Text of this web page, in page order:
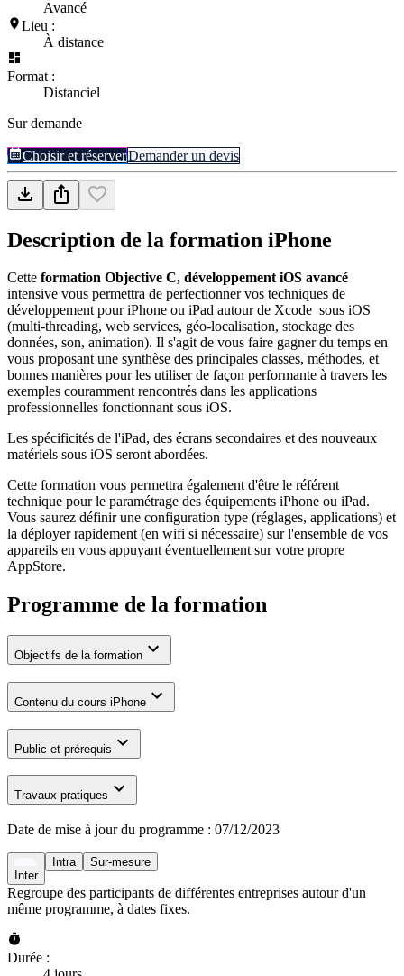
Avancé
Lieu :
À distance
Format :
Distanciel
Sur demande
Choisir et réserverDemander un devis
Description de la formation iPhone
Cette formation Objective C, développement iOS avancé
intensive vous permettra de perfectionner vos techniques de
développement pour iPhone ou iPad autour de Xcode sous iOS
(multi-threading, web services, géo-localisation, stockage des
données, son, animation). Il s'agit de vous faire gagner du temps en
vous proposant une synthèse des principales classes, méthodes, et
bonnes manières pour les utiliser de façon performante à travers les
exemples couramment rencontrés dans les applications
professionnelles fonctionnant sous iOS.
Les spécificités de l'iPad, des écrans secondaires et des nouveaux
matériels sous iOS seront abordées.
Cette formation vous permettra également d'être le référent
technique pour le paramétrage des équipements iPhone ou iPad.
Vous saurez définir une configuration type (réglages, applications) et
la déployer rapidement (en wifi si nécessaire) sur l'ensemble de vos
appareils en vous appuyant éventuellement sur votre propre
AppStore.
Programme de la formation
Objectifs de la formation
Contenu du cours iPhone
Public et prérequis
Travaux pratiques
Date de mise à jour du programme : 07/12/2023
Inter
Intra Sur-mesure
Regroupe des participants de différentes entreprises autour d'un
même programme, à dates fixes.
Durée :